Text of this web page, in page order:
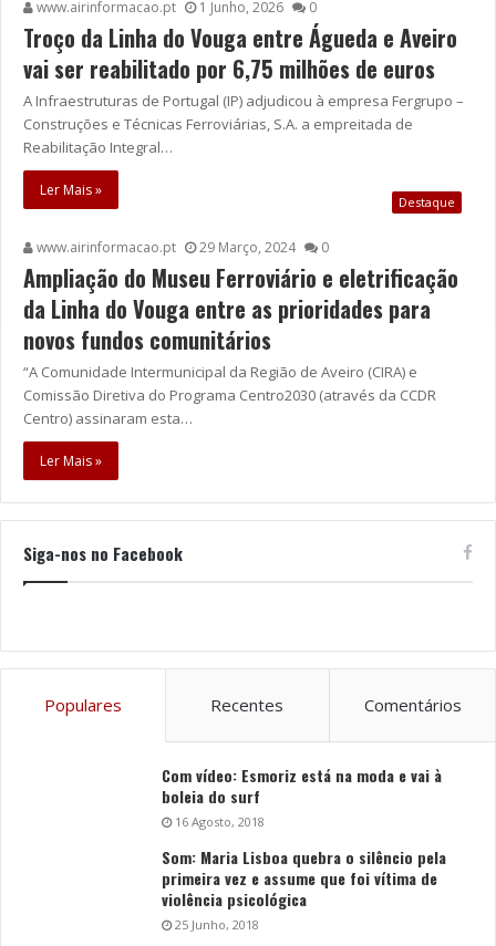
www.airinformacao.pt 1 Junho, 2026 0
Troço da Linha do Vouga entre Águeda e Aveiro
vai ser reabilitado por 6,75 milhões de euros
A Infraestruturas de Portugal (IP) adjudicou à empresa Fergrupo –
Construções e Técnicas Ferroviárias, S.A. a empreitada de
Reabilitação Integral…
Ler Mais »
Destaque
www.airinformacao.pt 29 Março, 2024 0
Ampliação do Museu Ferroviário e eletrificação
da Linha do Vouga entre as prioridades para
novos fundos comunitários
“A Comunidade Intermunicipal da Região de Aveiro (CIRA) e
Comissão Diretiva do Programa Centro2030 (através da CCDR
Centro) assinaram esta…
Ler Mais »
Siga-nos no Facebook
Populares Recentes Comentários
Com vídeo: Esmoriz está na moda e vai à
boleia do surf
16 Agosto, 2018
Som: Maria Lisboa quebra o silêncio pela
primeira vez e assume que foi vítima de
violência psicológica
25 Junho, 2018